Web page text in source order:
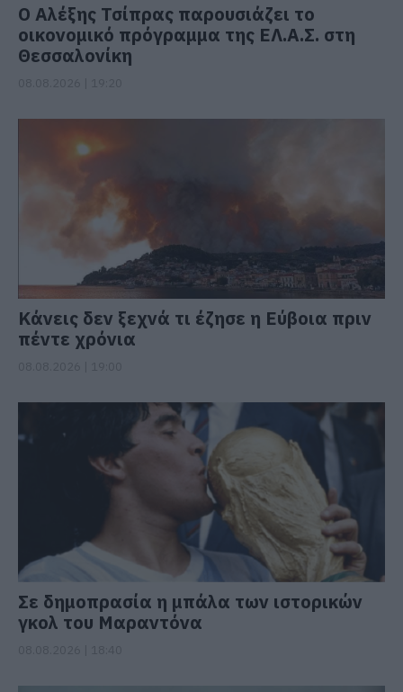
Ο Αλέξης Τσίπρας παρουσιάζει το
οικονομικό πρόγραμμα της ΕΛ.Α.Σ. στη
Θεσσαλονίκη
Κάνεις δεν ξεχνά τι έζησε η Εύβοια πριν
πέντε χρόνια
Σε δημοπρασία η μπάλα των ιστορικών
γκολ του Μαραντόνα